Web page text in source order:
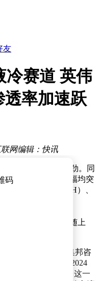
友
冷赛道 英伟
率加速跃
网编辑：快讯
，相关个股表现强劲。同
）日内涨幅均突
盛股份（603090.SH）、
板，英维克
）、飞龙股份
）等企业股价亦跟随上
根据TrendForce集邦咨
案的应用比例将从2024
年更有望达到40%。这一